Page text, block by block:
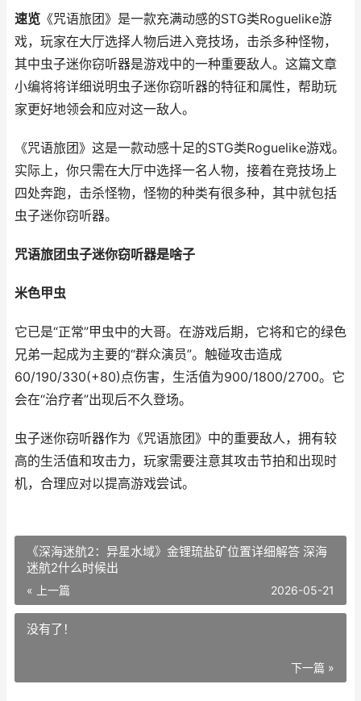
速览 《咒语旅团》是一款充满动感的STG类Roguelike游
戏，玩家在大厅选择人物后进入竞技场，击杀多种怪物，
其中虫子迷你窃听器是游戏中的一种重要敌人。这篇文章
小编将将详细说明虫子迷你窃听器的特征和属性，帮助玩
家更好地领会和应对这一敌人。
《咒语旅团》这是一款动感十足的STG类Roguelike游戏。
实际上，你只需在大厅中选择一名人物，接着在竞技场上
四处奔跑，击杀怪物，怪物的种类有很多种，其中就包括
虫子迷你窃听器。
咒语旅团虫子迷你窃听器是啥子
米色甲虫
它已是“正常”甲虫中的大哥。在游戏后期，它将和它的绿色
兄弟一起成为主要的“群众演员”。触碰攻击造成
60/190/330(+80)点伤害，生活值为900/1800/2700。它
会在“治疗者”出现后不久登场。
虫子迷你窃听器作为《咒语旅团》中的重要敌人，拥有较
高的生活值和攻击力，玩家需要注意其攻击节拍和出现时
机，合理应对以提高游戏尝试。
《深海迷航2：异星水域》金锂琉盐矿位置详细解答 深海
迷航2什么时候出
« 上一篇 2026-05-21
没有了！
下一篇 »